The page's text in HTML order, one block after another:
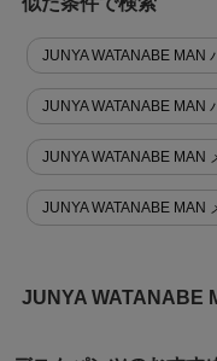
JUNYA WATANABE MAN
JUNYA WATANABE MAN
JUNYA WATANABE MAN
JUNYA WATANABE MAN
JUNYA WATANABE